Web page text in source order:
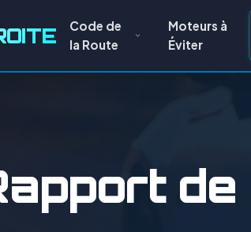
Code de
la Route
Moteurs à
Éviter
de